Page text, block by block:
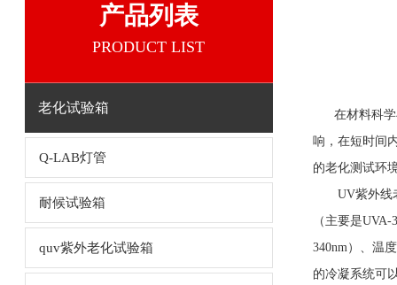
产品列表
PRODUCT LIST
老化试验箱
Q-LAB灯管
耐候试验箱
quv紫外老化试验箱
在材料科学
响，在短时间
的老化测试环
UV紫外线
（主要是
340nm）、温
的冷凝系统可